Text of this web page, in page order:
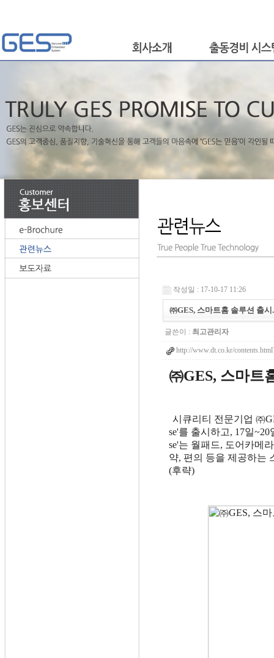
작성일 : 17-10-17 11:26
㈜GES, 스마트홈 솔루션 출
글쓴이 : 최고관리자
http://www.dt.co.kr/
㈜GES, 스마트
시큐리티 전문기업 ㈜
se'를 출시하고, 17일
se'는 월패드, 도어카메
약, 편의 등을 제공하는
(후략)